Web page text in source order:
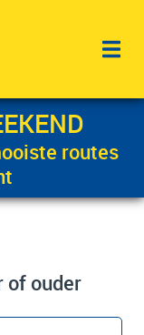
routes
of ouder